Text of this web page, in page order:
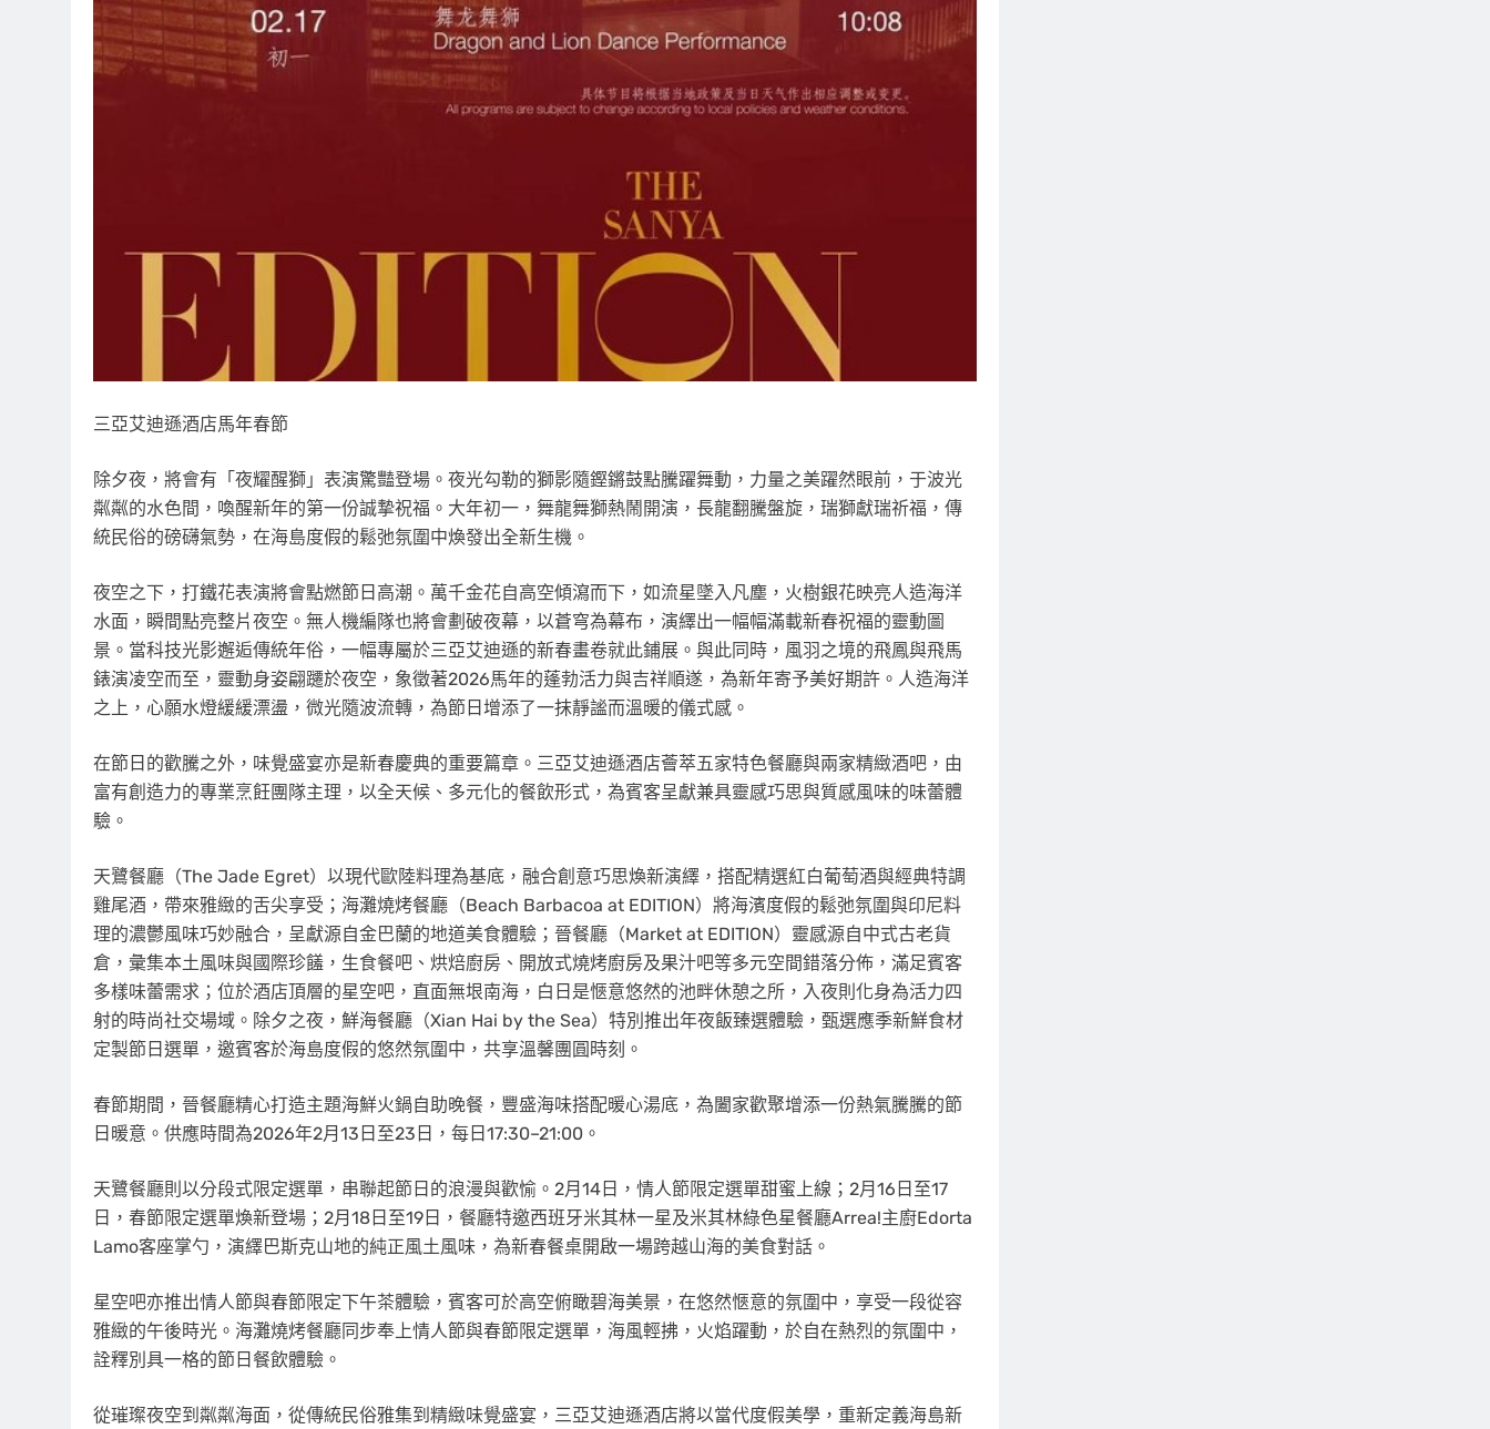
三亞艾迪遜酒店馬年春節
除夕夜，將會有「夜耀醒獅」表演驚豔登場。夜光勾勒的獅影隨鏗鏘鼓點騰躍舞動，力量之美躍然眼前，于波光
粼粼的水色間，喚醒新年的第一份誠摯祝福。大年初一，舞龍舞獅熱鬧開演，長龍翻騰盤旋，瑞獅獻瑞祈福，傳
統民俗的磅礴氣勢，在海島度假的鬆弛氛圍中煥發出全新生機。
夜空之下，打鐵花表演將會點燃節日高潮。萬千金花自高空傾瀉而下，如流星墜入凡塵，火樹銀花映亮人造海洋
水面，瞬間點亮整片夜空。無人機編隊也將會劃破夜幕，以蒼穹為幕布，演繹出一幅幅滿載新春祝福的靈動圖
景。當科技光影邂逅傳統年俗，一幅專屬於三亞艾迪遜的新春畫卷就此鋪展。與此同時，風羽之境的飛鳳與飛馬
錶演凌空而至，靈動身姿翩躚於夜空，象徵著2026馬年的蓬勃活力與吉祥順遂，為新年寄予美好期許。人造海洋
之上，心願水燈緩緩漂盪，微光隨波流轉，為節日增添了一抹靜謐而溫暖的儀式感。
在節日的歡騰之外，味覺盛宴亦是新春慶典的重要篇章。三亞艾迪遜酒店薈萃五家特色餐廳與兩家精緻酒吧，由
富有創造力的專業烹飪團隊主理，以全天候、多元化的餐飲形式，為賓客呈獻兼具靈感巧思與質感風味的味蕾體
驗。
天鷺餐廳（The Jade Egret）以現代歐陸料理為基底，融合創意巧思煥新演繹，搭配精選紅白葡萄酒與經典特調
雞尾酒，帶來雅緻的舌尖享受；海灘燒烤餐廳（Beach Barbacoa at EDITION）將海濱度假的鬆弛氛圍與印尼料
理的濃鬱風味巧妙融合，呈獻源自金巴蘭的地道美食體驗；晉餐廳（Market at EDITION）靈感源自中式古老貨
倉，彙集本土風味與國際珍饈，生食餐吧、烘焙廚房、開放式燒烤廚房及果汁吧等多元空間錯落分佈，滿足賓客
多樣味蕾需求；位於酒店頂層的星空吧，直面無垠南海，白日是愜意悠然的池畔休憩之所，入夜則化身為活力四
射的時尚社交場域。除夕之夜，鮮海餐廳（Xian Hai by the Sea）特別推出年夜飯臻選體驗，甄選應季新鮮食材
定製節日選單，邀賓客於海島度假的悠然氛圍中，共享溫馨團圓時刻。
春節期間，晉餐廳精心打造主題海鮮火鍋自助晚餐，豐盛海味搭配暖心湯底，為闔家歡聚增添一份熱氣騰騰的節
日暖意。供應時間為2026年2月13日至23日，每日17:30–21:00。
天鷺餐廳則以分段式限定選單，串聯起節日的浪漫與歡愉。2月14日，情人節限定選單甜蜜上線；2月16日至17
日，春節限定選單煥新登場；2月18日至19日，餐廳特邀西班牙米其林一星及米其林綠色星餐廳Arrea!主廚Edorta
Lamo客座掌勺，演繹巴斯克山地的純正風土風味，為新春餐桌開啟一場跨越山海的美食對話。
星空吧亦推出情人節與春節限定下午茶體驗，賓客可於高空俯瞰碧海美景，在悠然愜意的氛圍中，享受一段從容
雅緻的午後時光。海灘燒烤餐廳同步奉上情人節與春節限定選單，海風輕拂，火焰躍動，於自在熱烈的氛圍中，
詮釋別具一格的節日餐飲體驗。
從璀璨夜空到粼粼海面，從傳統民俗雅集到精緻味覺盛宴，三亞艾迪遜酒店將以當代度假美學，重新定義海島新